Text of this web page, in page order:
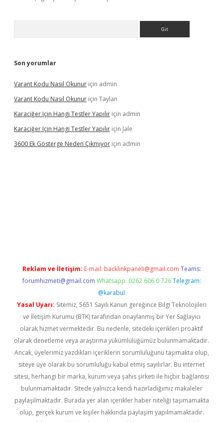
Son yorumlar
Varant Kodu Nasıl Okunur için admin
Varant Kodu Nasıl Okunur için Taylan
Karaciğer Için Hangi Testler Yapılır için admin
Karaciğer Için Hangi Testler Yapılır için Jale
3600 Ek Gösterge Neden Çıkmıyor için admin
Reklam ve İletişim: E-mail: backlinkpaneli@gmail.com Teams:
forumhizmeti@gmail.com Whatsapp: 0262 606 0 726 Telegram:
@karabul
Yasal Uyarı: Sitemiz, 5651 Sayılı Kanun gereğince Bilgi Teknolojileri
ve İletişim Kurumu (BTK) tarafından onaylanmış bir Yer Sağlayıcı
olarak hizmet vermektedir. Bu nedenle, sitedeki içerikleri proaktif
olarak denetleme veya araştırma yükümlülüğümüz bulunmamaktadır.
Ancak, üyelerimiz yazdıkları içeriklerin sorumluluğunu taşımakta olup,
siteye üye olarak bu sorumluluğu kabul etmiş sayılırlar. Bu internet
sitesi, herhangi bir marka, kurum veya şahıs şirketi ile hiçbir bağlantısı
bulunmamaktadır. Sitede yalnızca kendi hazırladığımız makaleler
paylaşılmaktadır. Burada yer alan içerikler haber niteliği taşımamakta
olup, gerçek kurum ve kişiler hakkında paylaşım yapılmamaktadır.